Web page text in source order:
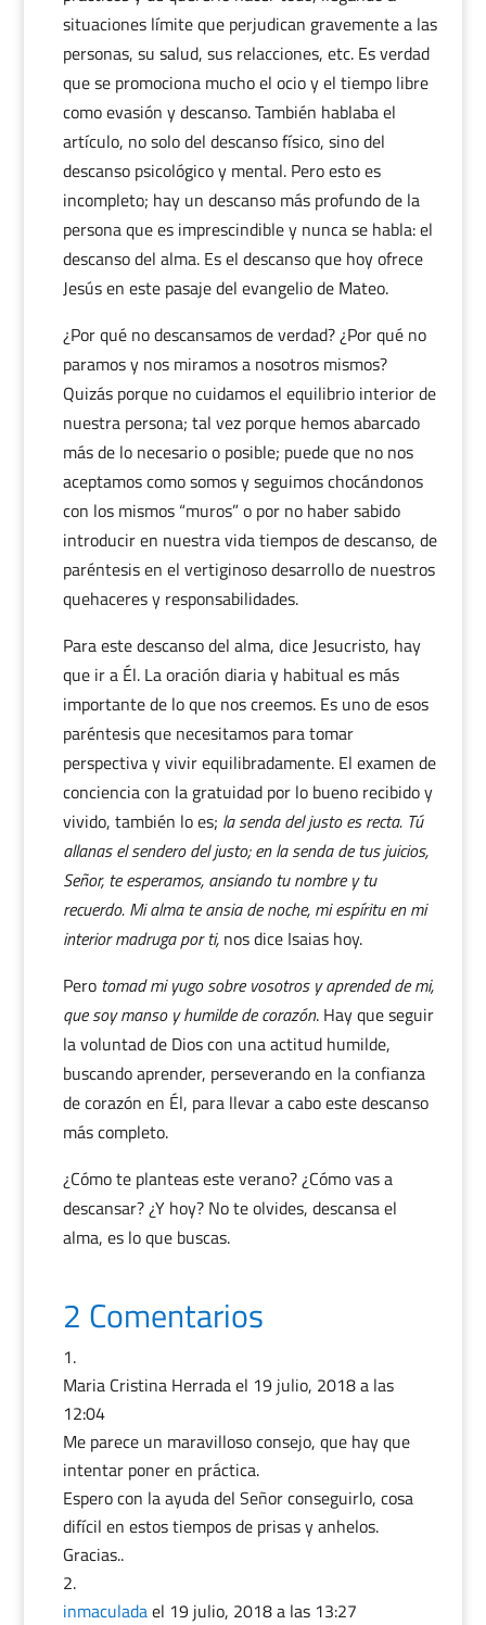
situaciones límite que perjudican gravemente a las
personas, su salud, sus relacciones, etc. Es verdad
que se promociona mucho el ocio y el tiempo libre
como evasión y descanso. También hablaba el
artículo, no solo del descanso físico, sino del
descanso psicológico y mental. Pero esto es
incompleto; hay un descanso más profundo de la
persona que es imprescindible y nunca se habla: el
descanso del alma. Es el descanso que hoy ofrece
Jesús en este pasaje del evangelio de Mateo.
¿Por qué no descansamos de verdad? ¿Por qué no
paramos y nos miramos a nosotros mismos?
Quizás porque no cuidamos el equilibrio interior de
nuestra persona; tal vez porque hemos abarcado
más de lo necesario o posible; puede que no nos
aceptamos como somos y seguimos chocándonos
con los mismos “muros” o por no haber sabido
introducir en nuestra vida tiempos de descanso, de
paréntesis en el vertiginoso desarrollo de nuestros
quehaceres y responsabilidades.
Para este descanso del alma, dice Jesucristo, hay
que ir a Él. La oración diaria y habitual es más
importante de lo que nos creemos. Es uno de esos
paréntesis que necesitamos para tomar
perspectiva y vivir equilibradamente. El examen de
conciencia con la gratuidad por lo bueno recibido y
vivido, también lo es; la senda del justo es recta. Tú
allanas el sendero del justo; en la senda de tus juicios,
Señor, te esperamos, ansiando tu nombre y tu
recuerdo. Mi alma te ansia de noche, mi espíritu en mi
interior madruga por ti, nos dice Isaias hoy.
Pero tomad mi yugo sobre vosotros y aprended de mi,
que soy manso y humilde de corazón. Hay que seguir
la voluntad de Dios con una actitud humilde,
buscando aprender, perseverando en la confianza
de corazón en Él, para llevar a cabo este descanso
más completo.
¿Cómo te planteas este verano? ¿Cómo vas a
descansar? ¿Y hoy? No te olvides, descansa el
alma, es lo que buscas.
2 Comentarios
Maria Cristina Herradael 19 julio, 2018 a las
12:04
Me parece un maravilloso consejo, que hay que
intentar poner en práctica.
Espero con la ayuda del Señor conseguirlo, cosa
difícil en estos tiempos de prisas y anhelos.
Gracias..
inmaculadael 19 julio, 2018 a las 13:27